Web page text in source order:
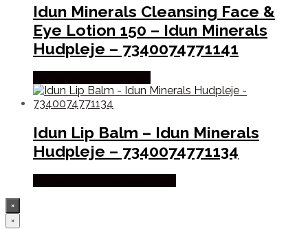
Idun Minerals Cleansing Face &
Eye Lotion 150 – Idun Minerals
Hudpleje – 7340074771141
Idun Lip Balm – Idun Minerals
Hudpleje – 7340074771134
×
×